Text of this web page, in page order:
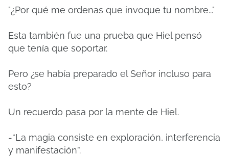
"¿Por qué me ordenas que invoque tu nombre..."
Esta también fue una prueba que Hiel pensó
que tenía que soportar.
Pero ¿se había preparado el Señor incluso para
esto?
Un recuerdo pasa por la mente de Hiel.
-“La magia consiste en exploración, interferencia
y manifestación”.